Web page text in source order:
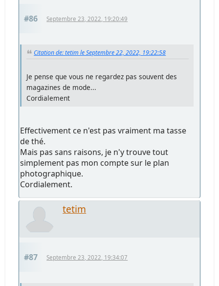
#86 Septembre 23, 2022, 19:20:49
Citation de: tetim le Septembre 22, 2022, 19:22:58
Je pense que vous ne regardez pas souvent des
magazines de mode...
Cordialement
Effectivement ce n'est pas vraiment ma tasse
de thé.
Mais pas sans raisons, je n'y trouve tout
simplement pas mon compte sur le plan
photographique.
Cordialement.
tetim
#87 Septembre 23, 2022, 19:34:07